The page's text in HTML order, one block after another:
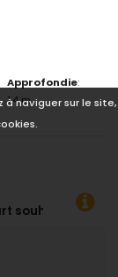
naviguer sur le site,
Approfondie:
1,4 m.